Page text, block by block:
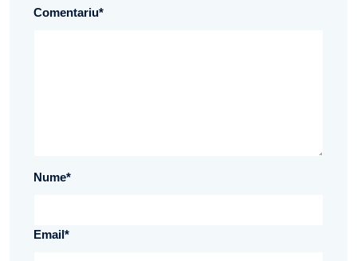
Comentariu*
Nume*
Email*